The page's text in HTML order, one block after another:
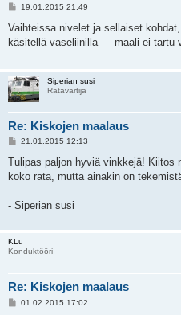
V
e
t
19.01.2015 21:49
Vaihteissa nivelet ja sellaiset
käsitellä vaseliinilla — maali ei tartu
Siperian susi
Ratavartija
Re: Kiskojen maalaus
V
e
t
21.01.2015 12:13
Tulipas paljon hyviä vinkkejä! Kiitos
koko rata, mutta ainakin on
- Siperian susi
KLu
Konduktööri
Re: Kiskojen maalaus
V01.02.2015 17:02